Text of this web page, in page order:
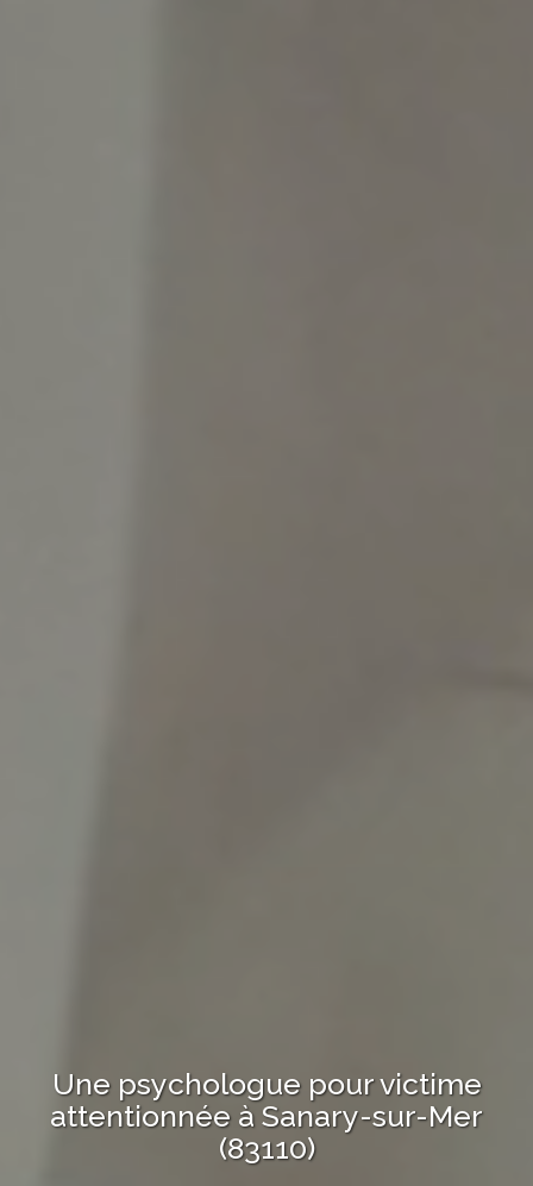
Une psychologue pour victime
attentionnée à Sanary-sur-Mer
(83110)